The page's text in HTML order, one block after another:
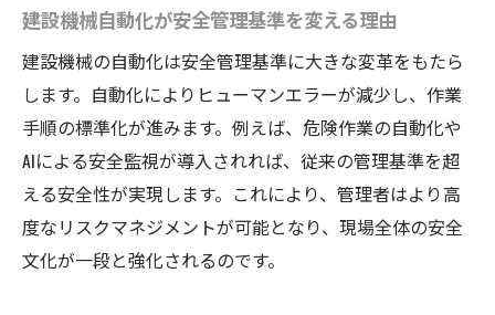
建設機械自動化が安全管理基準を変える理由
建設機械の自動化は安全管理基準に大きな変革をもたら
します。自動化によりヒューマンエラーが減少し、作業
手順の標準化が進みます。例えば、危険作業の自動化や
AIによる安全監視が導入されれば、従来の管理基準を超
える安全性が実現します。これにより、管理者はより高
度なリスクマネジメントが可能となり、現場全体の安全
文化が一段と強化されるのです。